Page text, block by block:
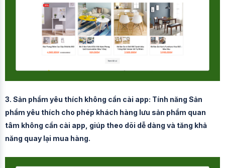
3. Sản phẩm yêu thích không cần cài app: Tính năng Sản
phẩm yêu thích cho phép khách hàng lưu sản phẩm quan
tâm không cần cài app, giúp theo dõi dễ dàng và tăng khả
năng quay lại mua hàng.